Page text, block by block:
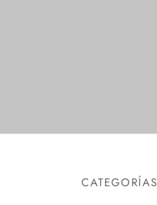
CATEGORÍAS